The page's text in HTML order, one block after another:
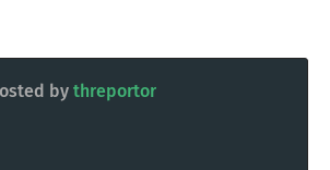
by threportor